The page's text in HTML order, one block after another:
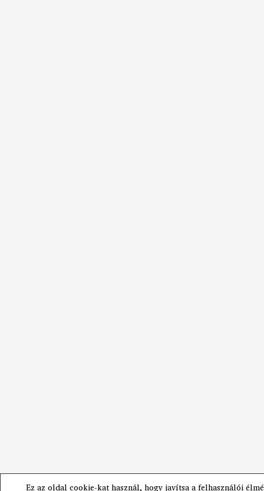
Ez az oldal cookie-kat használ, hogy javítsa a felhasználói